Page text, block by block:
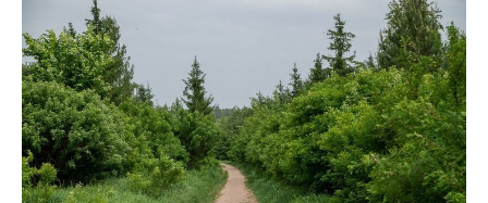
КОМУ ПРИНАДЛЕЖАТ
ТОРГОВЫЕ ЦЕНТРЫ
ТАТАРСТАНА
БЮДЖЕТ
ИНВЕСТИЦИИ
МАШИНОСТРОЕНИЕ
НЕФТЕХИМИЯ
НЕФТЬ
ОПК
НОВОСТИ АВТО
БИЗНЕС
НОВОСТИ БИЗНЕСА
РОЗНИЧНАЯ ТОРГОВЛЯ
ТРАНСПОРТ
ТЕХНОЛОГИИ
НОВОСТИ ТЕХНОЛОГИЙ
IT
МЕРОПРИЯТИЯ
НОВОСТИ МЕРОПРИЯТИЙ
СПОРТ